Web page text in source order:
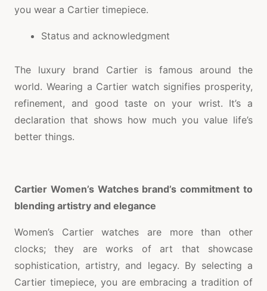
you wear a Cartier timepiece.
Status and acknowledgment
The luxury brand Cartier is famous around the
world. Wearing a Cartier watch signifies prosperity,
refinement, and good taste on your wrist. It’s a
declaration that shows how much you value life’s
better things.
Cartier Women’s Watches brand’s commitment to
blending artistry and elegance
Women’s Cartier watches are more than other
clocks; they are works of art that showcase
sophistication, artistry, and legacy. By selecting a
Cartier timepiece, you are embracing a tradition of